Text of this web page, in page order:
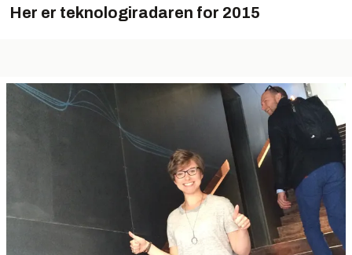
Her er teknologiradaren for 2015